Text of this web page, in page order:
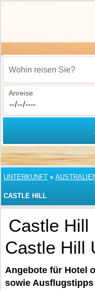
Wohin reisen Sie?
Anreise
UNTERKUNFT »
CASTLE HILL
Castle Hill
Castle Hill
Angebote für Hotel
sowie